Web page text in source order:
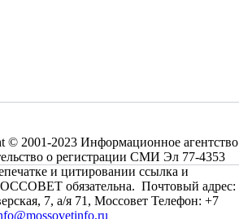
2001-2023 Информационное агентство
о регистрации СМИ Эл 77-4353
и цитировании ссылка и
обязательна. Почтовый адрес:
7, а/я 71, Моссовет Телефон: +7